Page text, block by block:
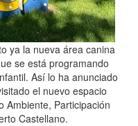
ya la nueva área canina
se está programando
Así lo ha anunciado
el nuevo espacio
Ambiente, Participación
Castellano.